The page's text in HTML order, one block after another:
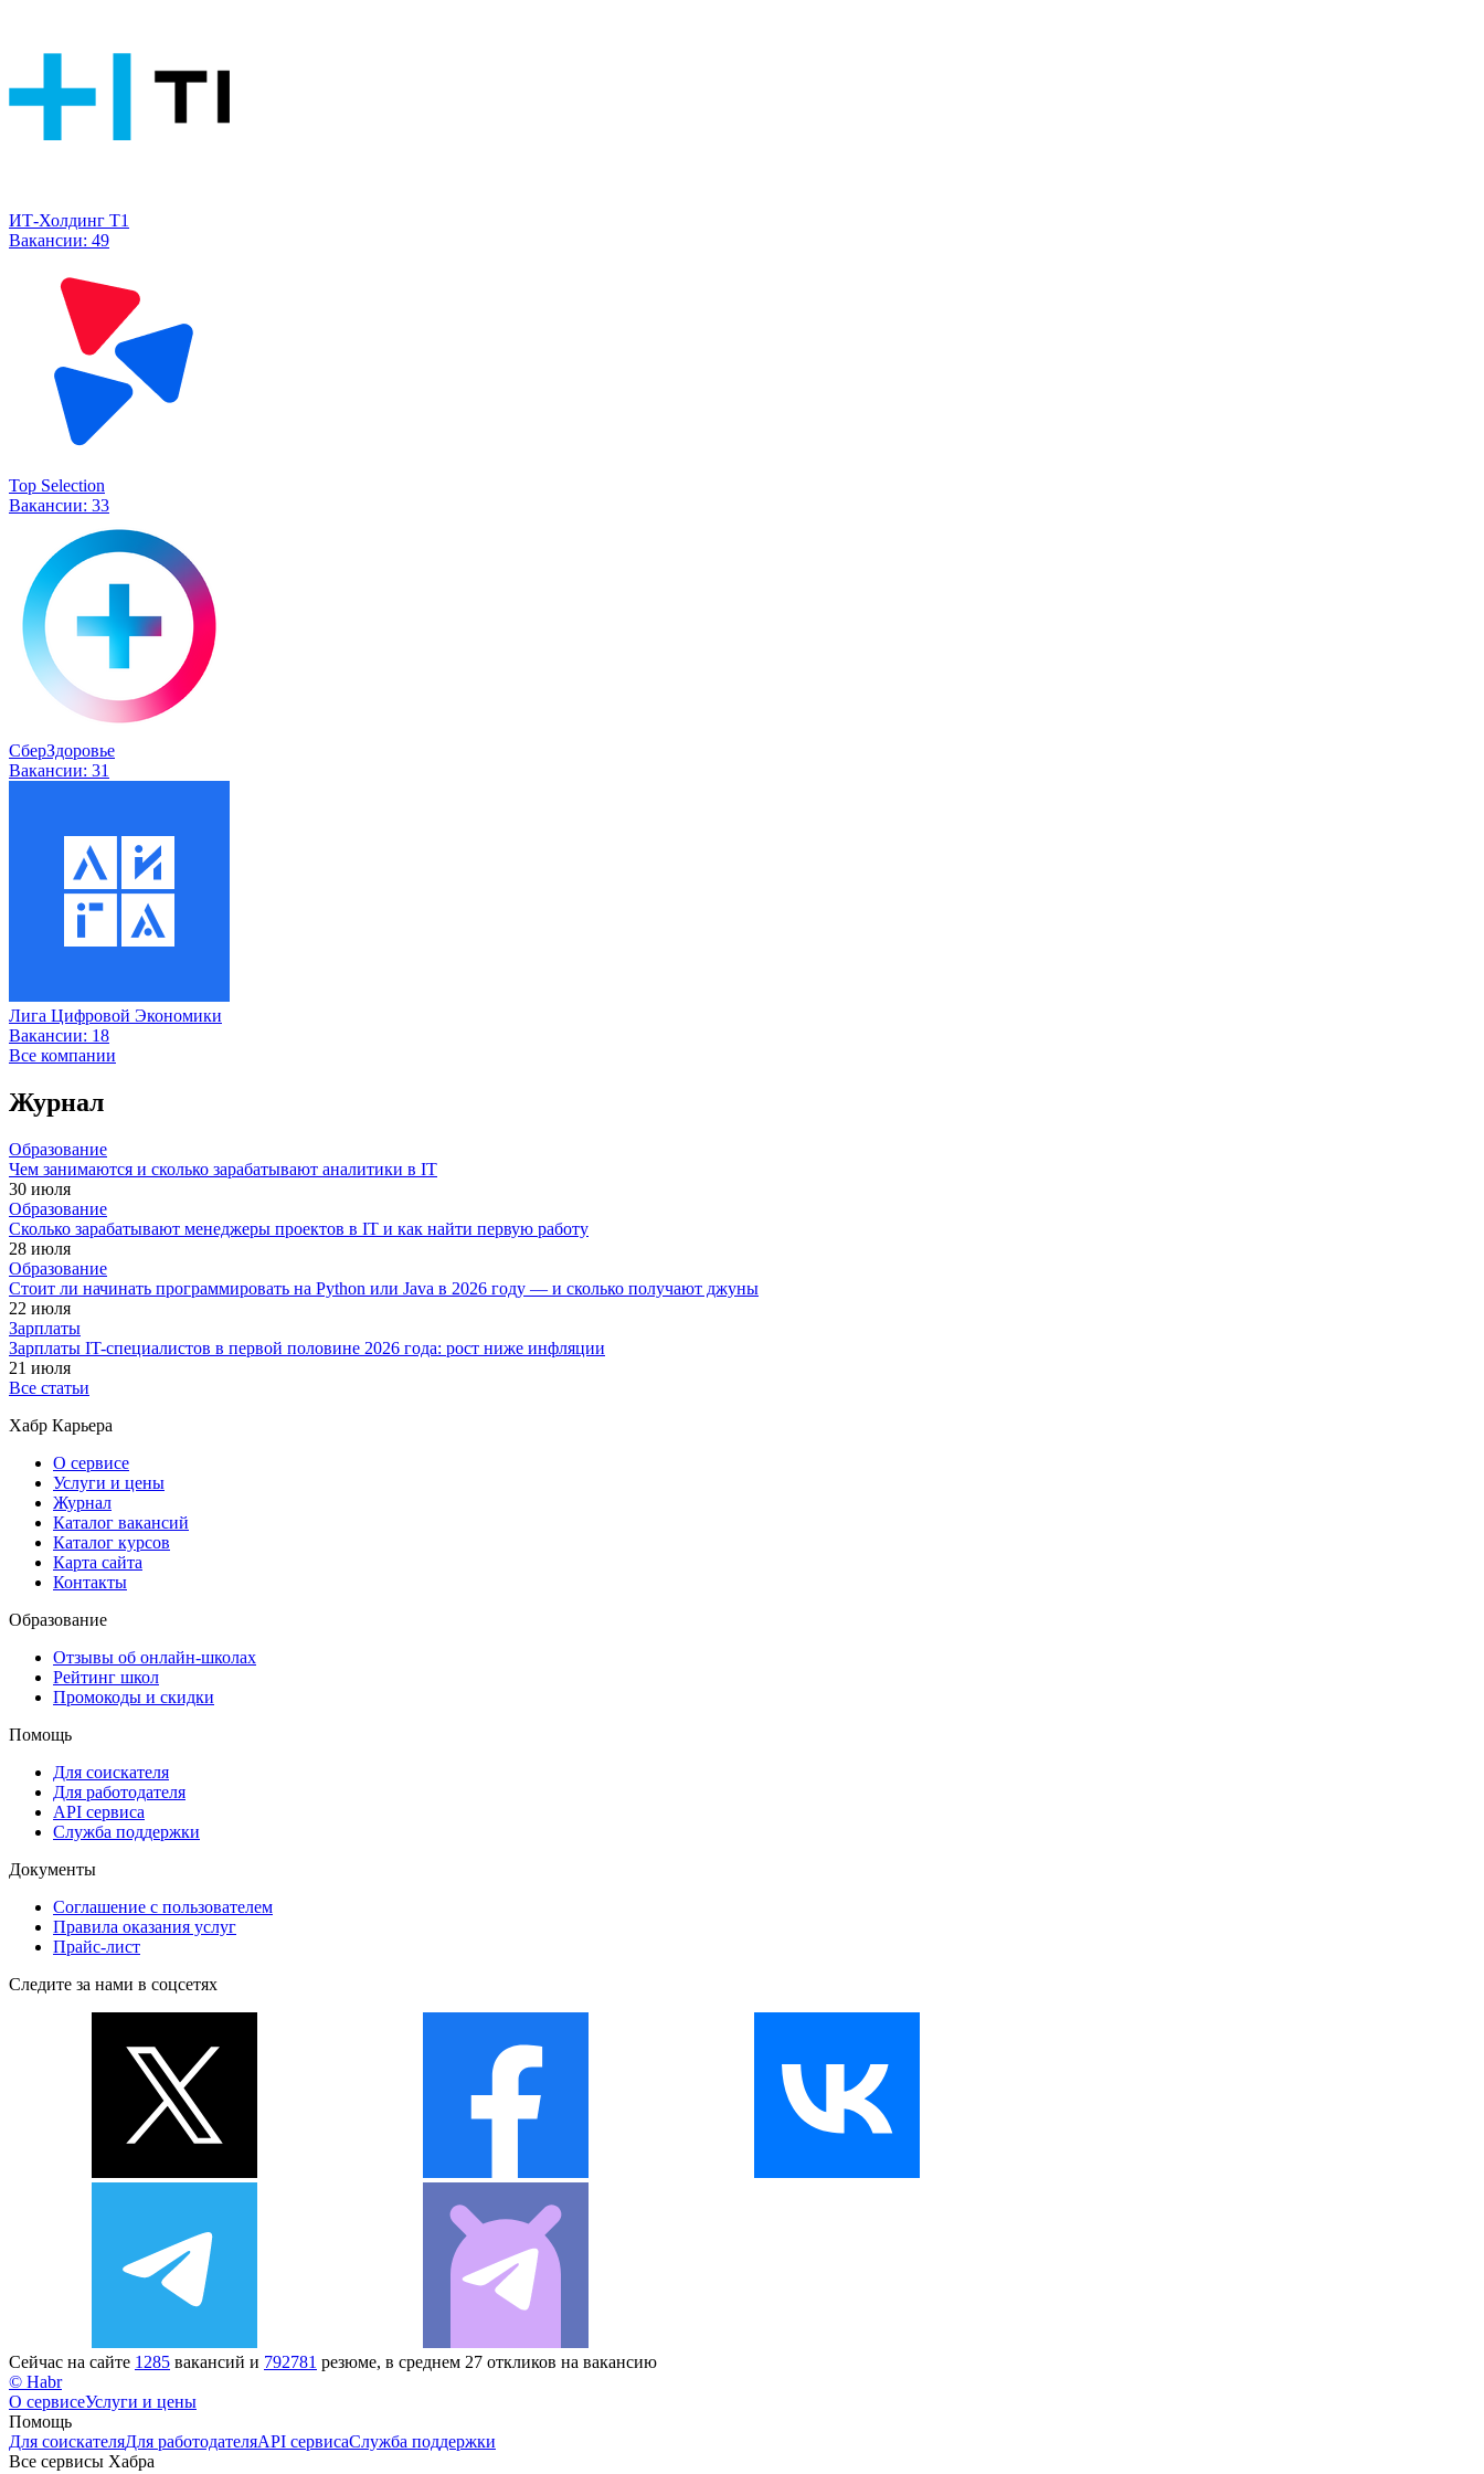
ИТ-Холдинг Т1
Вакансии: 49
Top Selection
Вакансии: 33
СберЗдоровье
Вакансии: 31
Лига Цифровой Экономики
Вакансии: 18
Все компании
Журнал
Образование
Чем занимаются и сколько зарабатывают аналитики в IT
30 июля
Образование
Сколько зарабатывают менеджеры проектов в IT и как найти первую работу
28 июля
Образование
Стоит ли начинать программировать на Python или Java в 2026 году — и сколько получают джуны
22 июля
Зарплаты
Зарплаты IT-специалистов в первой половине 2026 года: рост ниже инфляции
21 июля
Все статьи
Хабр Карьера
О сервисе
Услуги и цены
Журнал
Каталог вакансий
Каталог курсов
Карта сайта
Контакты
Образование
Отзывы об онлайн-школах
Рейтинг школ
Промокоды и скидки
Помощь
Для соискателя
Для работодателя
API сервиса
Служба поддержки
Документы
Соглашение с пользователем
Правила оказания услуг
Прайс-лист
Следите за нами в соцсетях
Сейчас на сайте 1285 вакансий и 792781 резюме, в среднем 27 откликов на вакансию
© Habr
О сервисеУслуги и цены
Помощь
Для соискателяДля работодателяAPI сервисаСлужба поддержки
Все сервисы Хабра